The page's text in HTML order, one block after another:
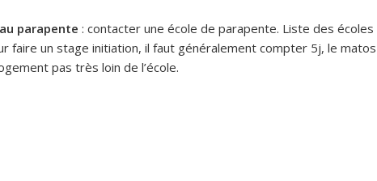
parapente : contacter une école de parapente. Liste des écoles
faire un stage initiation, il faut généralement compter 5j, le matos
pas très loin de l’école.